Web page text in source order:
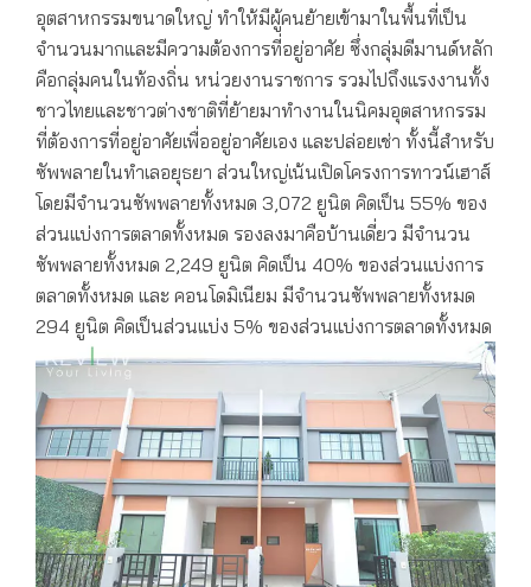
อุตสาหกรรมขนาดใหญ่ ทำให้มีผู้คนย้ายเข้ามาในพื้นที่เป็น
จำนวนมากและมีความต้องการที่อยู่อาศัย ซึ่งกลุ่มดีมานด์หลัก
คือกลุ่มคนในท้องถิ่น หน่วยงานราชการ รวมไปถึงแรงงานทั้ง
ชาวไทยและชาวต่างชาติที่ย้ายมาทำงานในนิคมอุตสาหกรรม
ที่ต้องการที่อยู่อาศัยเพื่ออยู่อาศัยเอง และปล่อยเช่า ทั้งนี้สำหรับ
ซัพพลายในทำเลอยุธยา ส่วนใหญ่เน้นเปิดโครงการทาวน์เฮาส์
โดยมีจำนวนซัพพลายทั้งหมด 3,072 ยูนิต คิดเป็น 55% ของ
ส่วนแบ่งการตลาดทั้งหมด รองลงมาคือบ้านเดี่ยว มีจำนวน
ซัพพลายทั้งหมด 2,249 ยูนิต คิดเป็น 40% ของส่วนแบ่งการ
ตลาดทั้งหมด และ คอนโดมิเนียม มีจำนวนซัพพลายทั้งหมด
294 ยูนิต คิดเป็นส่วนแบ่ง 5% ของส่วนแบ่งการตลาดทั้งหมด